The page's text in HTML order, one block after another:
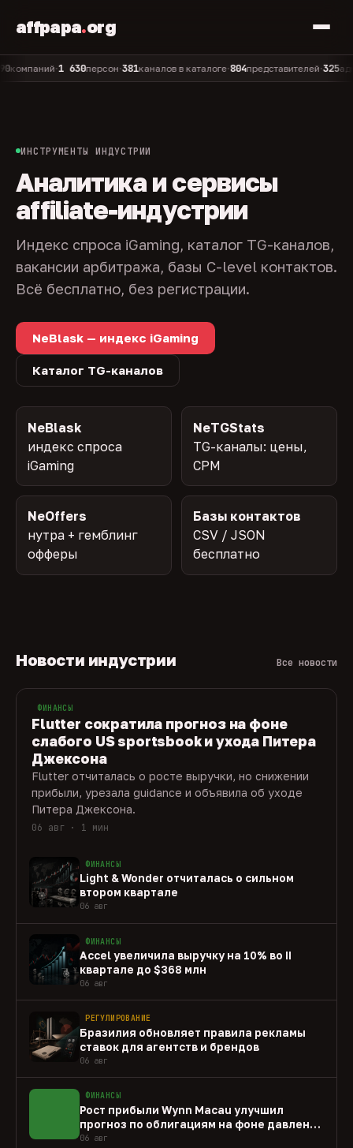
affpapa.org
•1 630персон•381каналов в каталоге•804представителей•325
ИНСТРУМЕНТЫ ИНДУСТРИИ
Аналитика и сервисы
affiliate-индустрии
Индекс спроса iGaming, каталог TG-каналов,
вакансии арбитража, базы C-level контактов.
Всё бесплатно, без регистрации.
NeBlask — индекс iGaming
Каталог TG-каналов
NeBlask
индекс спроса
iGaming
NeTGStats
TG-каналы: цены,
CPM
NeOffers
нутра + гемблинг
офферы
Базы контактов
CSV / JSON
бесплатно
Новости индустрии Все новости
ФИНАНСЫ
Flutter сократила прогноз на фоне
слабого US sportsbook и ухода Питера
Джексона
Flutter отчиталась о росте выручки, но снижении
прибыли, урезала guidance и объявила об уходе
Питера Джексона.
06 авг · 1 мин
ФИНАНСЫ
Light & Wonder отчиталась о сильном
втором квартале
06 авг
ФИНАНСЫ
Accel увеличила выручку на 10% во II
квартале до $368 млн
06 авг
РЕГУЛИРОВАНИЕ
Бразилия обновляет правила рекламы
ставок для агентств и брендов
06 авг
ФИНАНСЫ
Рост прибыли Wynn Macau улучшил
прогноз по облигациям на фоне давления
capex
06 авг